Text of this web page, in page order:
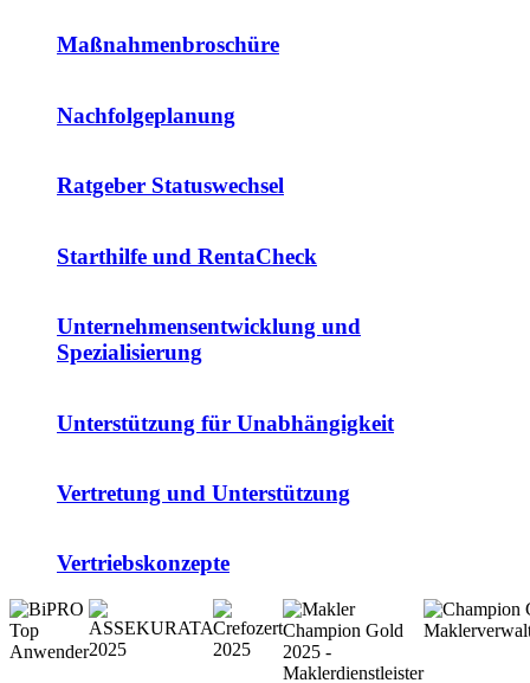
Maßnahmenbroschüre
Nachfolgeplanung
Ratgeber Statuswechsel
Starthilfe und RentaCheck
Unternehmensentwicklung und
Spezialisierung
Unterstützung für Unabhängigkeit
Vertretung und Unterstützung
Vertriebskonzepte